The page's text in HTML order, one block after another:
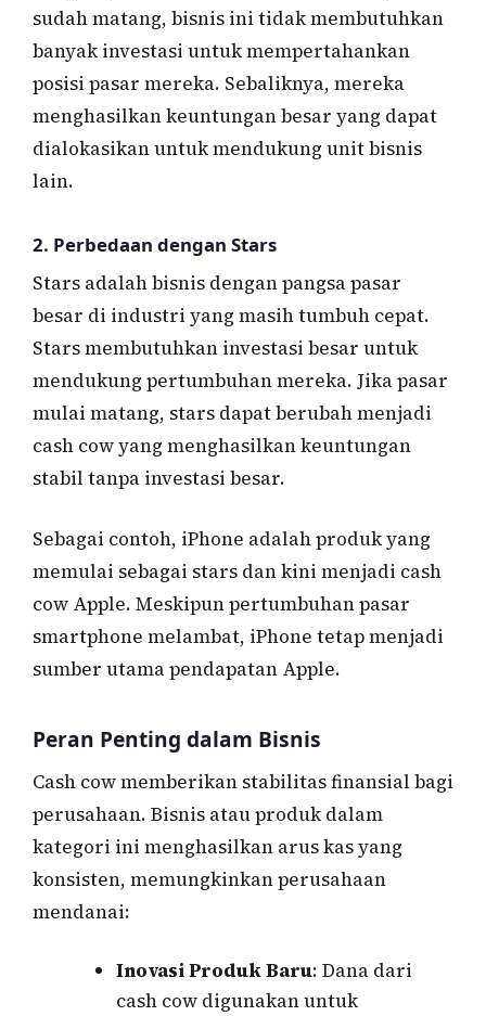
sudah matang, bisnis ini tidak membutuhkan
banyak investasi untuk mempertahankan
posisi pasar mereka. Sebaliknya, mereka
menghasilkan keuntungan besar yang dapat
dialokasikan untuk mendukung unit bisnis
lain.
2. Perbedaan dengan Stars
Stars adalah bisnis dengan pangsa pasar
besar di industri yang masih tumbuh cepat.
Stars membutuhkan investasi besar untuk
mendukung pertumbuhan mereka. Jika pasar
mulai matang, stars dapat berubah menjadi
cash cow yang menghasilkan keuntungan
stabil tanpa investasi besar.
Sebagai contoh, iPhone adalah produk yang
memulai sebagai stars dan kini menjadi cash
cow Apple. Meskipun pertumbuhan pasar
smartphone melambat, iPhone tetap menjadi
sumber utama pendapatan Apple.
Peran Penting dalam Bisnis
Cash cow memberikan stabilitas finansial bagi
perusahaan. Bisnis atau produk dalam
kategori ini menghasilkan arus kas yang
konsisten, memungkinkan perusahaan
mendanai:
Inovasi Produk Baru: Dana dari
cash cow digunakan untuk